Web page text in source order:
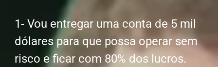
1- Vou entregar uma conta de 5 mil
dólares para que possa operar sem
risco e ficar com 80% dos lucros.